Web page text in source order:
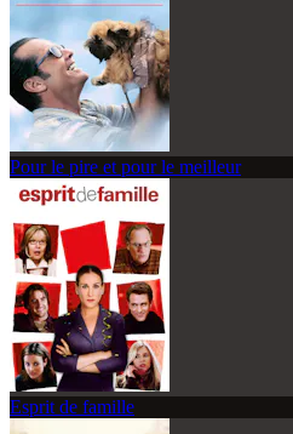
Pour le pire et pour le meilleur
Esprit de famille